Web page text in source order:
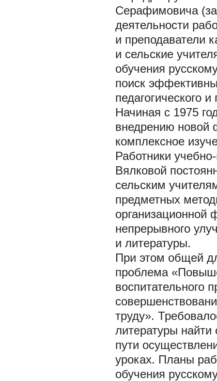
Серафимовича
деятельности
и преподаватели
и сельские
обучения
поиск
педагогического
Начиная с 1975
внедрению новой
комплексное
Работники
Вялковой
сельским
предметных
организационной
непрерывного
и литературы.
При этом общей
проблема
воспитательного
труду».
литературы
пути
уроках. Планы
обучения